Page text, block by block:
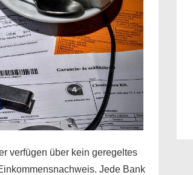
verfügen über kein geregeltes
Jede Bank